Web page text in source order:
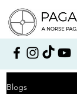
Blogs